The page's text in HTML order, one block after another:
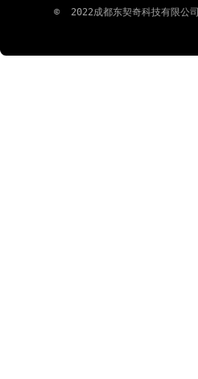
©  2022成都东契奇科技有限公司